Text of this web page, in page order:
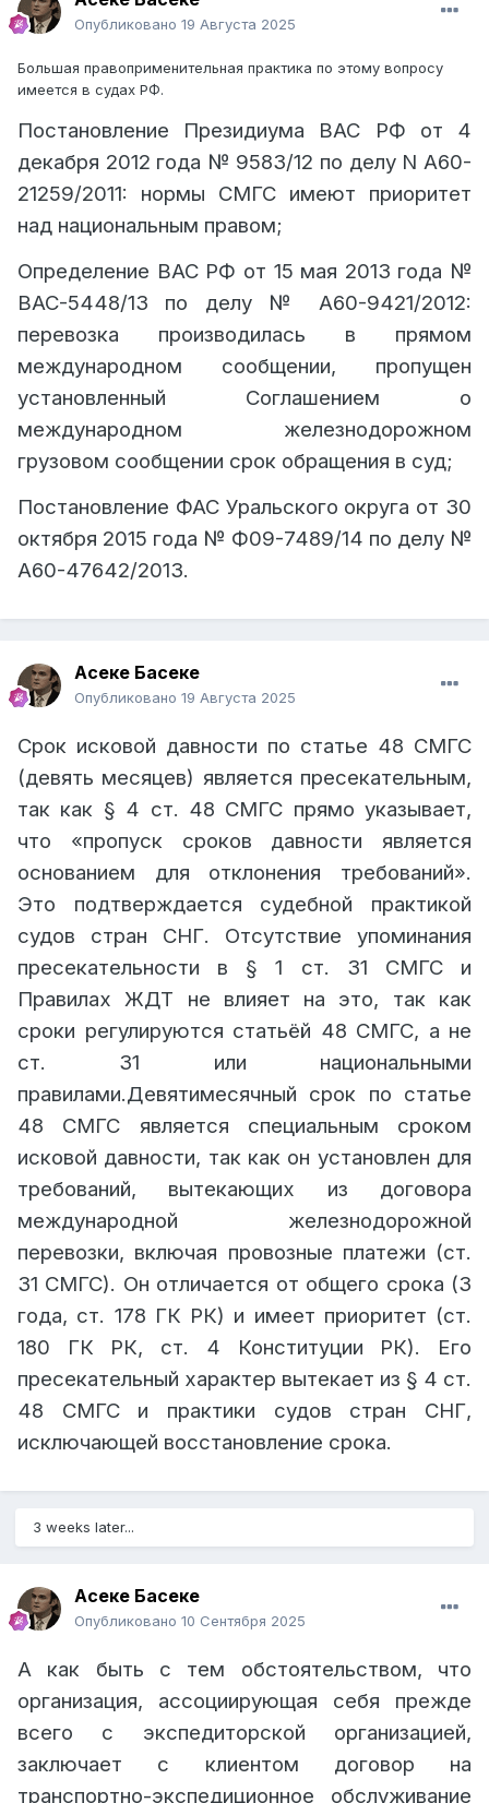
сообщении (СМГС) применяется в
Казахстане в силу постановления
Кабинета Министров РК
1994 года № 474 «О переходе
железных дорог Республики
Казахстан к организации
международных и
грузов на основе СМГС», и имеет
приоритет над национальным
законодательством (статья 4
Конституции Республики Казахстан).
Согласно § 1 статьи 31 СМГС по
требованиям, связанным с уплатой
специальный девятимесячный
срок исковой давности,
который
является пресекательным
доходом перевозчика (аналогично
Правилам перевозок грузов
железнодорожным транспортом,
утвержденным приказом Министра
индустрии и инфраструктурного
развития Республики Казахстан от 2
августа 2019 года № 612).
Expand
, а пропущенные платежи признаются
доходом перевозчика (аналогично
железнодорожным транспортом,
утвержденным приказом Министра
индустрии и инфраструктурного развития
Республики Казахстан от 2 августа 2019
года № 612).
Опубликовано 19 Августа 2025
Большая правоприменительная практика по этому вопросу
имеется в судах РФ.
Постановление Президиума ВАС РФ от 4
декабря 2012 года № 9583/12 по делу N А60-
21259/2011: нормы СМГС имеют приоритет
над национальным правом;
Определение ВАС РФ от 15 мая 2013 года №
ВАС-5448/13 по делу№
А60-9421/2012:
перевозка производилась в прямом
международном сообщении, пропущен
установленный Соглашением о
международном железнодорожном
грузовом сообщении срок обращения в суд;
Постановление ФАС Уральского округа от 30
октября 2015 года № Ф09-7489/14 по делу №
А60-47642/2013.
Асеке Басеке
Опубликовано 19 Августа 2025
Срок исковой давности по статье 48 СМГС
(девять месяцев) является пресекательным,
так как § 4 ст. 48 СМГС прямо указывает,
что «пропуск сроков давности является
основанием для отклонения требований».
Это подтверждается судебной практикой
судов стран СНГ. Отсутствие упоминания
пресекательности в § 1 ст. 31 СМГС и
Правилах ЖДТ не влияет на это, так как
сроки регулируются статьёй 48 СМГС, а не
ст. 31 или национальными
правилами.Девятимесячный срок по статье
48 СМГС является специальным сроком
исковой давности, так как он установлен для
требований, вытекающих из договора
международной железнодорожной
перевозки, включая провозные платежи (ст.
31 СМГС). Он отличается от общего срока (3
года, ст. 178 ГК РК) и имеет приоритет (ст.
180 ГК РК, ст. 4 Конституции РК). Его
пресекательный характер вытекает из § 4 ст.
48 СМГС и практики судов стран СНГ,
исключающей восстановление срока.
3 weeks later...
Асеке Басеке
Опубликовано 10 Сентября 2025
А как быть с тем обстоятельством, что
организация, ассоциирующая себя прежде
всего с экспедиторской организацией,
заключает с клиентом договор на
транспортно-экспедиционное обслуживание